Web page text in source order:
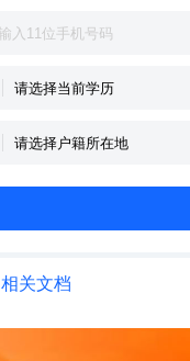
相关文档